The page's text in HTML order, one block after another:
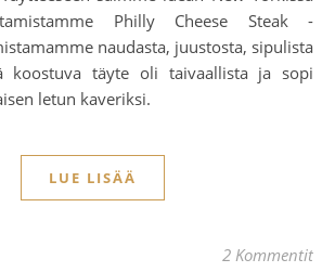
Philly Cheese Steak -
naudasta, juustosta, sipulista
koostuva täyte oli taivaallista ja sopi
letun kaveriksi.
LUE LISÄÄ
2 Kommentit